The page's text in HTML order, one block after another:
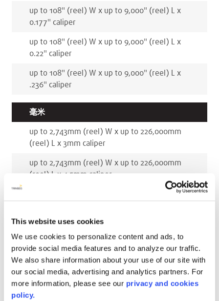
This website uses cookies
We use cookies to personalize content and ads, to
provide social media features and to analyze our traffic.
We also share information about your use of our site with
our social media, advertising and analytics partners. For
more information, please see our privacy and cookies
policy.
up to 108" (reel) W x up to 9,000" (reel) L x
0.177" caliper
up to 108" (reel) W x up to 9,000" (reel) L x
0.22" caliper
up to 108" (reel) W x up to 9,000" (reel) L x
.236" caliper
毫米
up to 2,743mm (reel) W x up to 226,000mm
(reel) L x 3mm caliper
up to 2,743mm (reel) W x up to 226,000mm
(reel) L x 4.5mm caliper
mm
up to 2,743mm(reel)W x
(reel)L x6 mmcaliper
相关颜色